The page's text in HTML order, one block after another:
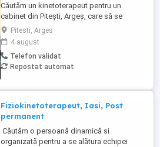
Căutăm un kinetoterapeut pentru un
cabinet din Pitești, Argeș, care să se
alăture echipei noastre și să contribuie la
recuperarea pacienților. Responsabilități:
Evaluarea pacienților și stabilirea
programelor de recuperare personalizate;
aplicarea tehnicilor de kinetoterapie și
Pitesti, Arges
4 august
Telefon validat
Repostat automat
Fiziokinetoterapeut, Iasi, Post
permanent
Căutăm o persoană dinamică si
organizată pentru a se alătura echipei